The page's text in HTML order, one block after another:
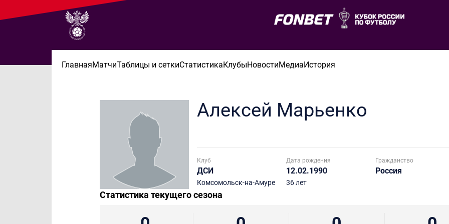
ГлавнаяМатчиТаблицы и сеткиСтатистикаКлубыНовостиМедиаИстория
Алексей Марьенко
Клуб
ДСИ
Комсомольск-на-Амуре
Дата рождения
12.02.1990
36 лет
Гражданство
Россия
Статистика текущего сезона